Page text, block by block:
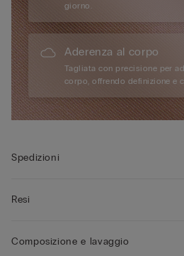
giorno.
Aderenza al corpo
Tagliata con precisione per
corpo, offrendo definizione e
Spedizioni
Resi
Composizione e lavaggio